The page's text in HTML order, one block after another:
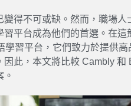
得不可或缺。然而，職場人
平台成為他們的首選。在這
習平台，它們致力於提供
此，本文將比較 Cambly 和